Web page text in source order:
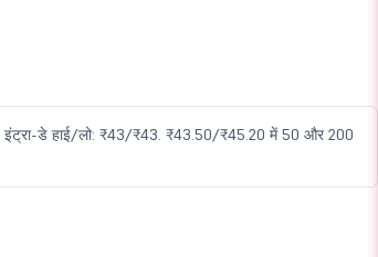
इंट्रा-डे हाई/लो: ₹43/₹43. ₹43.50/₹45.20 में 50 और 200